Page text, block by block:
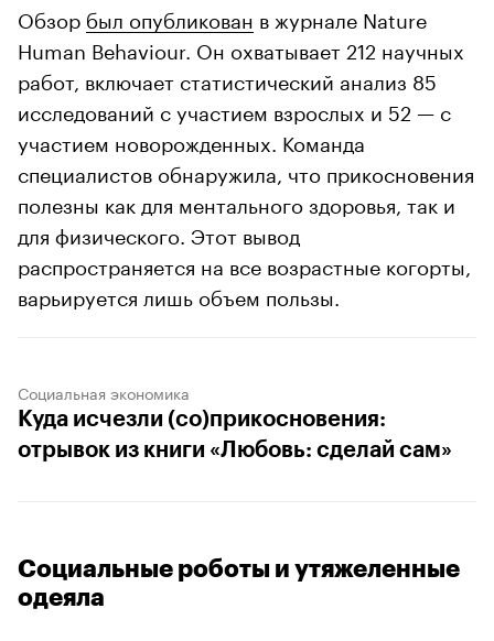
Обзор был опубликован в журнале Nature
Human Behaviour. Он охватывает 212 научных
работ, включает статистический анализ 85
исследований с участием взрослых и 52 — с
участием новорожденных. Команда
специалистов обнаружила, что прикосновения
полезны как для ментального здоровья, так и
для физического. Этот вывод
распространяется на все возрастные когорты,
варьируется лишь объем пользы.
Социальная экономика
Куда исчезли (со)прикосновения:
отрывок из книги «Любовь: сделай сам»
Социальные роботы и утяжеленные
одеяла